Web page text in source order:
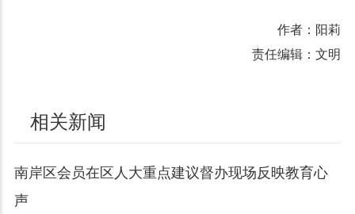
作者：阳莉
责任编辑：文明
相关新闻
南岸区会员在区人大重点建议督办现场反映教育心
声